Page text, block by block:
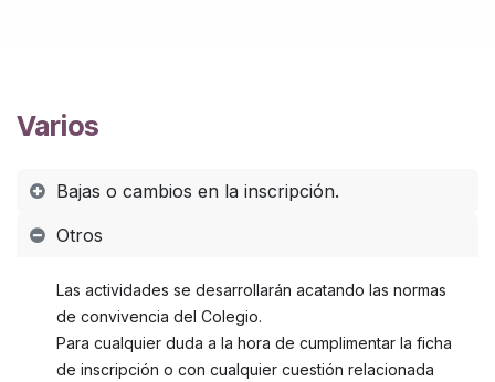
Varios
Bajas o cambios en la inscripción.
Otros
Las actividades se desarrollarán acatando las normas
de convivencia del Colegio.
Para cualquier duda a la hora de cumplimentar la ficha
de inscripción o con cualquier cuestión relacionada